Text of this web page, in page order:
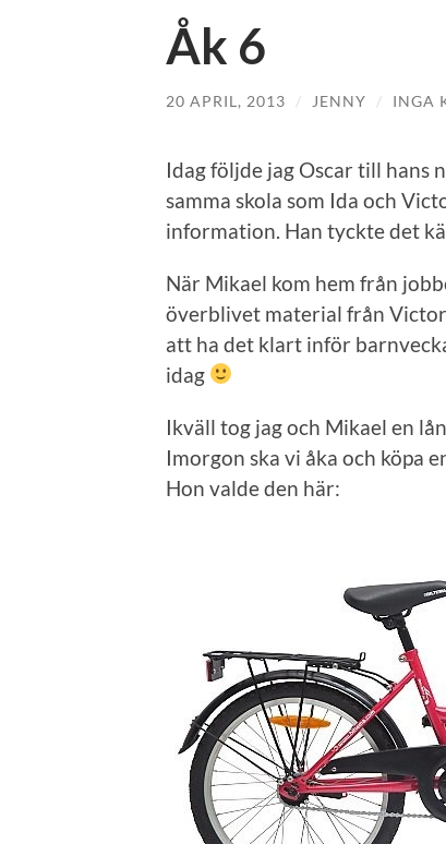
Åk 6
20 APRIL, 2013 / JENNY / INGA
Idag följde jag Oscar till hans
samma skola som Ida och
information. Han tyckte det
När Mikael kom hem från
överblivet material från
att ha det klart inför
idag
Ikväll tog jag och Mikael en
Imorgon ska vi åka och köpa
Hon valde den här: